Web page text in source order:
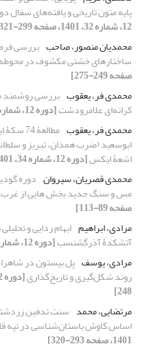
پایه متون تاریخی و یافته‌های سفال
12، شماره 32، 1401، صفحه 299-321]
محمدیان منصور، صاحب بررسی
ساختارهای خشتی مکشوف در
صفحه 249-275]
محمدی فر، یعقوب بررسی
کرانه‌ای علامرودشت[دوره 12، شماره 32، 1401، صفحه 163-188]
محمدی فر، یعقوب
ابوسعید (ضرب همدان، تبریز و
اشعۀ ایکس[دوره 12، شماره 34، 1401، صفحه 271-293]
محمدی قصریان، سیروان
مس و سنگ جدید بخش هایی از غرب
صفحه 89-113]
مرادی، ابراهیم ابهام زدایی و
آتشکدۀ آذرگشنسب[دوره 12، شماره 34، 1401، صفحه 191-214]
مرادی، یوسف پل بیستون در
روند شکل‌گیری و تاریخ‌گذاری
248]
مرتضایی، محمد سنت تدفین
اساس کاوش باستان‌شناسی در تپه
1401، صفحه 293-320]